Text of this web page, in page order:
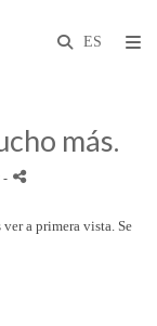
más.
-
a primera vista. Se